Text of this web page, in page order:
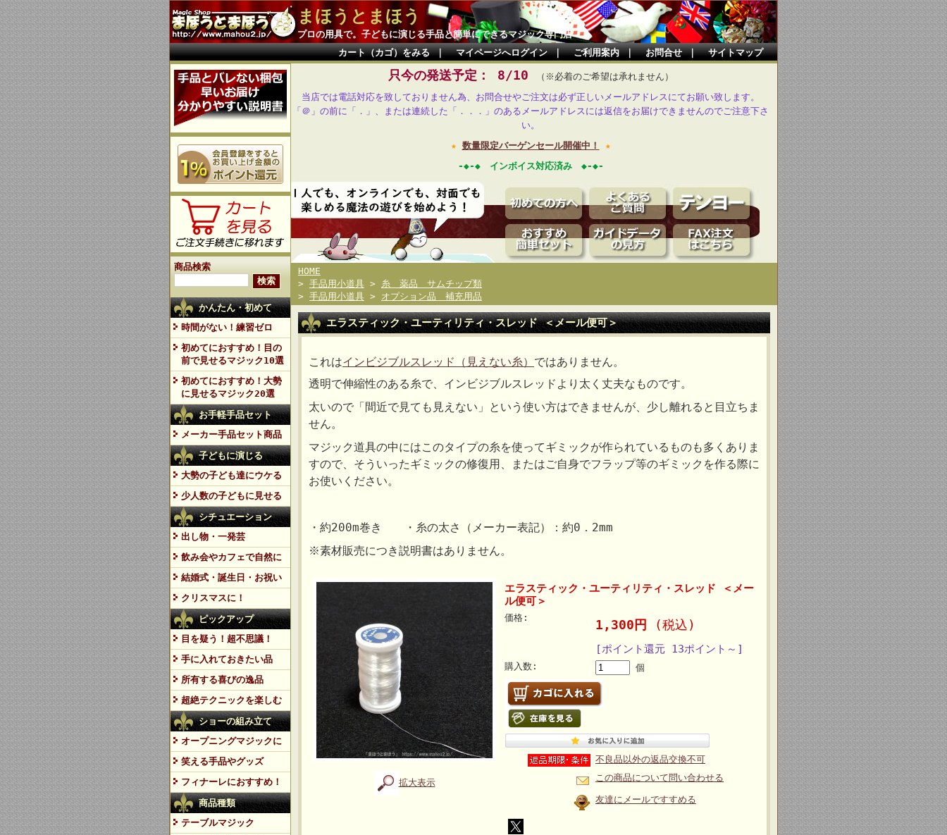
まほうとまほう
プロの用具で。子どもに演じる手品と簡単にできるマジック専門店
カート（カゴ）をみる｜ マイページへログイン｜ ご利用案内｜ お問合せ｜ サイトマップ
商品検索
かんたん・初めて
時間がない！練習ゼロ
初めてにおすすめ！目の
前で見せるマジック10選
初めてにおすすめ！大勢
に見せるマジック20選
お手軽手品セット
メーカー手品セット商品
子どもに演じる
大勢の子ども達にウケる
少人数の子どもに見せる
シチュエーション
出し物・一発芸
飲み会やカフェで自然に
結婚式・誕生日・お祝い
クリスマスに！
ピックアップ
目を疑う！超不思議！
手に入れておきたい品
所有する喜びの逸品
超絶テクニックを楽しむ
ショーの組み立て
オープニングマジックに
笑える手品やグッズ
フィナーレにおすすめ！
商品種類
テーブルマジック
只今の発送予定： 8/10
（※必着のご希望は承れません）
当店では電話対応を致しておりません為、お問合せやご注文は必ず正しいメールアドレスにてお願い致します。
「＠」の前に「．」、または連続した「．．．」のあるメールアドレスには返信をお届けできませんのでご注意下さ
い。
★ 数量限定バーゲンセール開催中！
★
-◆-◆ インボイス対応済み ◆-◆-
HOME
> 手品用小道具 > 糸 薬品 サムチップ類
> 手品用小道具 > オプション品 補充用品
エラスティック・ユーティリティ・スレッド ＜メール便可＞
これはインビジブルスレッド（見えない糸） ではありません。
透明で伸縮性のある糸で、インビジブルスレッドより太く丈夫なものです。
太いので「間近で見ても見えない」という使い方はできませんが、少し離れると目立ちま
せん。
マジック道具の中にはこのタイプの糸を使ってギミックが作られているものも多くありま
すので、そういったギミックの修復用、またはご自身でフラップ等のギミックを作る際に
お使いください。
・約200m巻き ・糸の太さ（メーカー表記）：約0．2mm
※素材販売につき説明書はありません。
拡大表示
エラスティック・ユーティリティ・スレッド ＜メー
ル便可＞
価格: 1,300円 (税込)
[ポイント還元 13ポイント～]
購入数: 個
不良品以外の返品交換不可
この商品について問い合わせる
友達にメールですすめる